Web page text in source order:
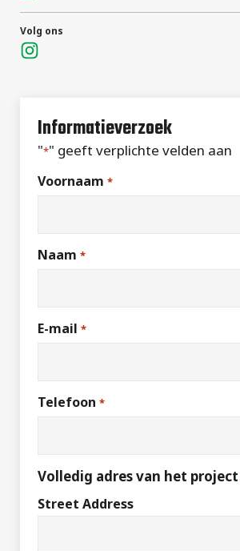
Volg ons
Informatieverzoek
"*" geeft verplichte velden aan
Voornaam *
Naam *
E-mail *
Telefoon *
Volledig adres van het project
Street Address